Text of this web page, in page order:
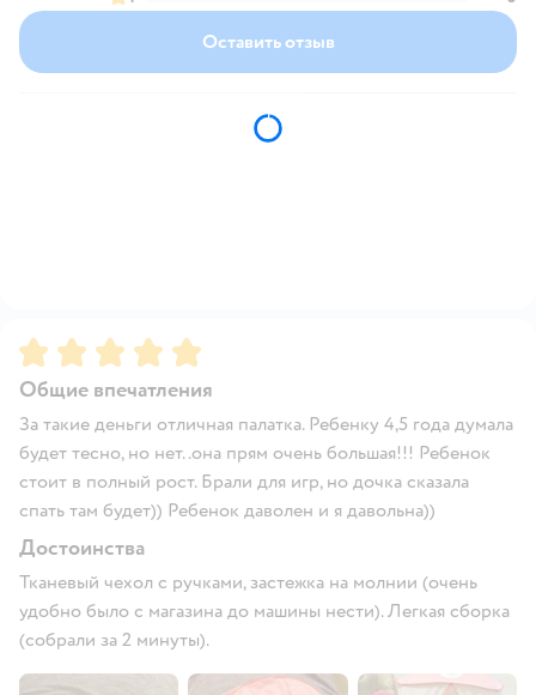
Оставить отзыв
Рейтинг:5
Общие впечатления
За такие деньги отличная палатка. Ребенку 4,5 года думала
будет тесно, но нет..она прям очень большая!!! Ребенок
стоит в полный рост. Брали для игр, но дочка сказала
спать там будет)) Ребенок даволен и я давольна))
Достоинства
Тканевый чехол с ручками, застежка на молнии (очень
удобно было с магазина до машины нести). Легкая сборка
(собрали за 2 минуты).